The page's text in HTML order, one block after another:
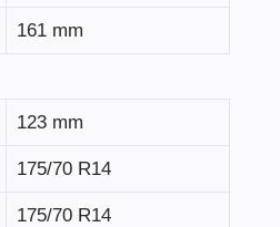
161 mm
123 mm
175/70 R14
175/70 R14